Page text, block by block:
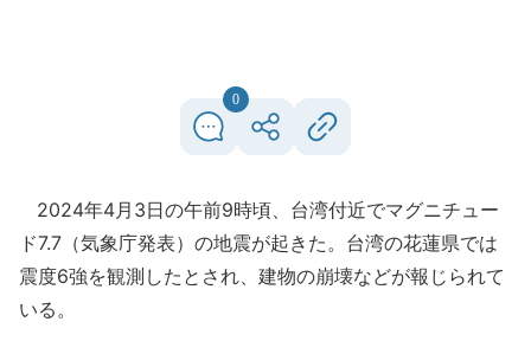
0
2024年4月3日の午前9時頃、台湾付近でマグニチュー
ド7.7（気象庁発表）の地震が起きた。台湾の花蓮県では
震度6強を観測したとされ、建物の崩壊などが報じられて
いる。